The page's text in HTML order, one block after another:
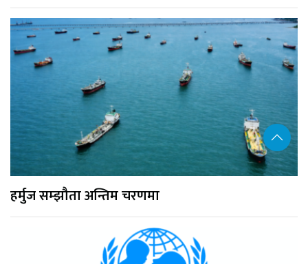
हर्मुज सम्झौता अन्तिम चरणमा